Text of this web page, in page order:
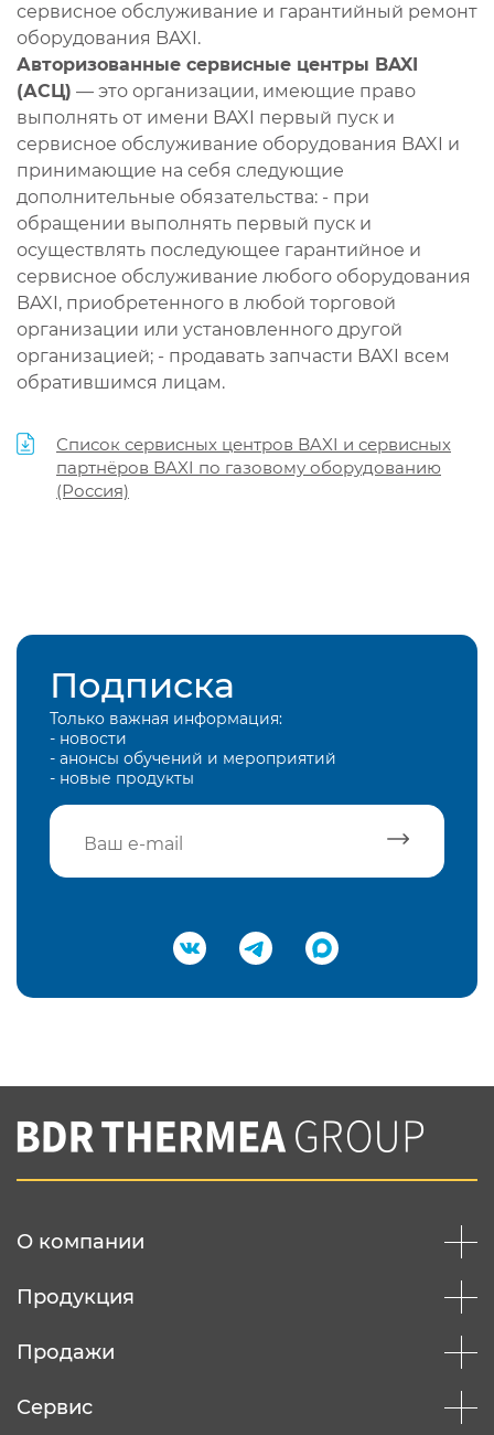
сервисное обслуживание и гарантийный ремонт
оборудования BAXI.
Авторизованные сервисные центры BAXI
(АСЦ) — это организации, имеющие право
выполнять от имени BAXI первый пуск и
сервисное обслуживание оборудования BAXI и
принимающие на себя следующие
дополнительные обязательства: - при
обращении выполнять первый пуск и
осуществлять последующее гарантийное и
сервисное обслуживание любого оборудования
BAXI, приобретенного в любой торговой
организации или установленного другой
организацией; - продавать запчасти BAXI всем
обратившимся лицам.
Список сервисных центров BAXI и сервисных
партнёров BAXI по газовому оборудованию
(Россия)
Подписка
Только важная информация:
- новости
- анонсы обучений и мероприятий
- новые продукты
Подтвердить e-mail
Вы соглашаетесь с нашей политикой
конфеденциальности
О компании
Продукция
Продажи
Сервис